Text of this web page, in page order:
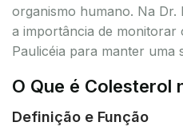
organismo humano. Na Dr.
a importância de monitorar
Paulicéia para manter uma
O Que é Colesterol
Definição e Função